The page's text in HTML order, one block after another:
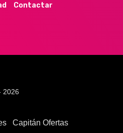
Contactar
2026
Capitán Ofertas